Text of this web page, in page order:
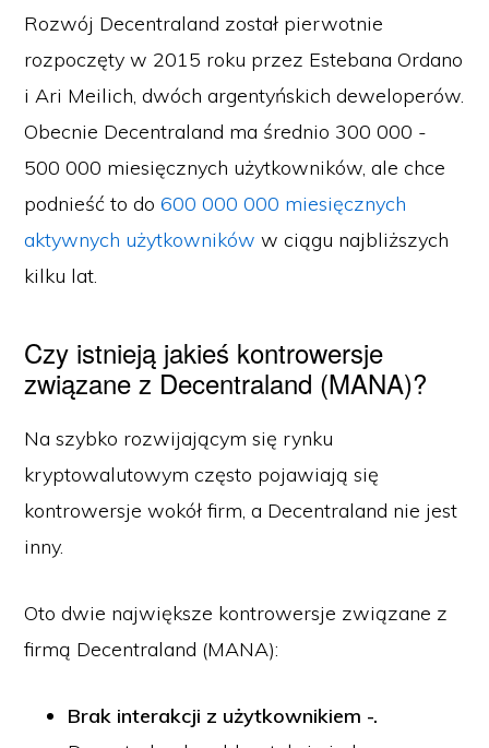
Rozwój Decentraland został pierwotnie
rozpoczęty w 2015 roku przez Estebana Ordano
i Ari Meilich, dwóch argentyńskich deweloperów.
Obecnie Decentraland ma średnio 300 000 -
500 000 miesięcznych użytkowników, ale chce
podnieść to do600 000 000 miesięcznych
aktywnych użytkowników w ciągu najbliższych
kilku lat.
Czy istnieją jakieś kontrowersje
związane z Decentraland (MANA)?
Na szybko rozwijającym się rynku
kryptowalutowym często pojawiają się
kontrowersje wokół firm, a Decentraland nie jest
inny.
Oto dwie największe kontrowersje związane z
firmą Decentraland (MANA):
Brak interakcji z użytkownikiem -.